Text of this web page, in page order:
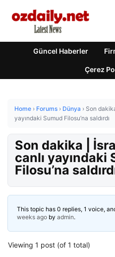
Güncel Haberler
Çerez
Home › Forums › Dünya › Son
yayındaki Sumud Filosu’na saldırdı
Son dakika |
canlı yayındaki
Filosu’na
This topic has 0 replies, 1 voice,
weeks ago by admin.
Viewing 1 post (of 1 total)